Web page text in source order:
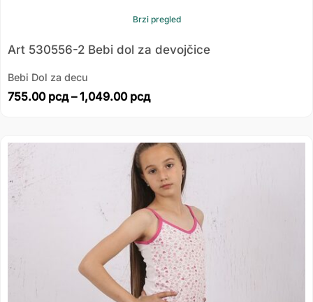
Brzi pregled
Art 530556-2 Bebi dol za devojčice
Bebi Dol za decu
755.00 рсд – 1,049.00 рсд
Распон
цена:
од
839.00 рсд
до
1,139.00 рсд